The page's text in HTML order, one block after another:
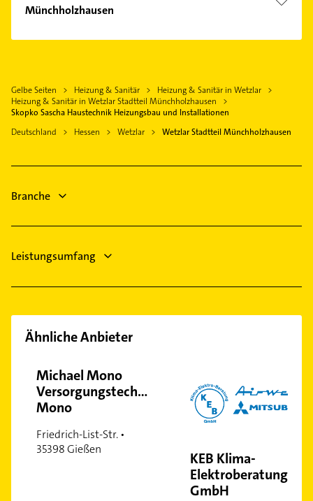
Biebertal
Wettenberg
Braunfels
Lollar
Immobilienmakler
Logopädie
Bauunternehmen
Arzt
Münchholzhausen
Schreiner
Elektroinstallation
Elektriker
Gelbe Seiten Heizung & Sanitär
Heizung & Sanitär in Wetzlar
Heizung & Sanitär in Wetzlar Stadtteil Münchholzhausen
Skopko Sascha Haustechnik Heizungsbau und Installationen
Deutschland
Hessen Wetzlar Wetzlar Stadtteil Münchholzhausen
Branche
Leistungsumfang
Ähnliche Anbieter
Michael Mono
Versorgungstechnik
Mono
Friedrich-List-Str. •
35398 Gießen
KEB Klima-
Elektroberatung
GmbH